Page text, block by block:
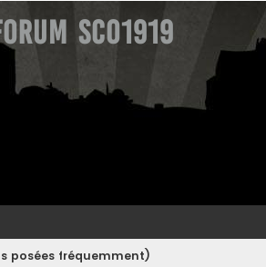
SCO1919
posées fréquemment)